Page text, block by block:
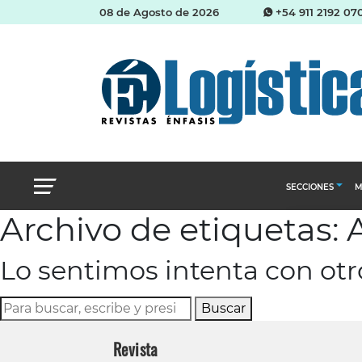
08 de Agosto de 2026 +54 911 2192
SECCIONES
Almacenes e
Archivo de etiquetas:
Lo sentimos intenta con
Buscar
Revista